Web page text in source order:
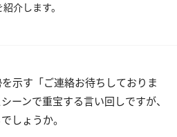
介します。
示す「ご連絡お待ちしておりま
ーンで重宝する言い回しですが、
しょうか。